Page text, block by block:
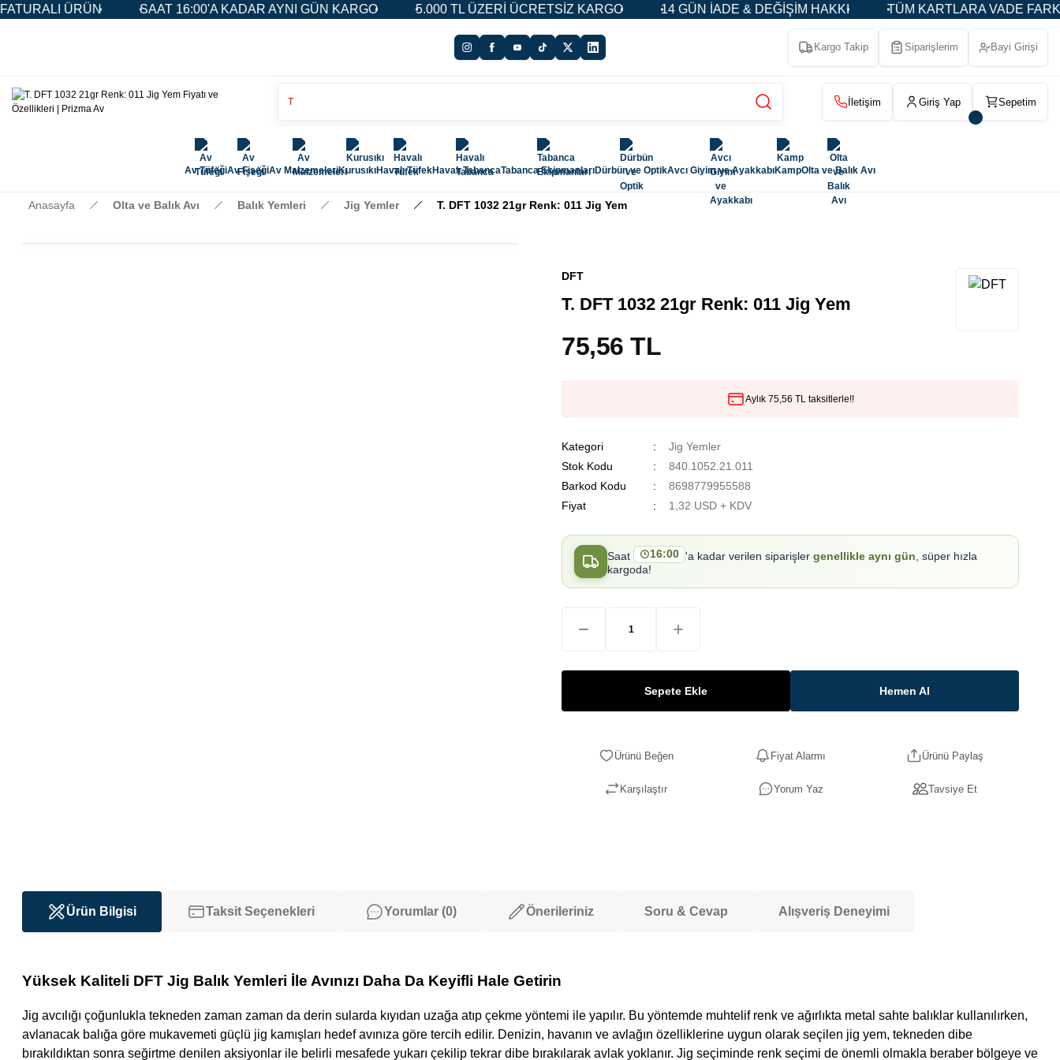
ÜRÜN SAAT 16:00'A KADAR AYNI GÜN KARGO 5.000 TL ÜZERİ ÜCRETSİZ KARGO 14 GÜN İADE & DEĞİŞİM HAKKI TÜM KARTLARA VADE FARKSIZ
Kargo Takip Siparişlerim Bayi Girişi
İletişim Giriş Yap Sepetim
Av TüfeğiAv FişeğiAv MalzemeleriKurusıkıHavalı TüfekHavalı TabancaTabanca EkipmanlarıDürbün ve OptikAvcı Giyim ve AyakkabıKampOlta ve Balık Avı
Anasayfa Olta ve Balık Avı Balık Yemleri Jig Yemler T. DFT 1032 21gr Renk: 011 Jig Yem
DFT
T. DFT 1032 21gr Renk: 011 Jig Yem
75,56 TL
Aylık 75,56 TL taksitlerle!!
Kategori
Jig Yemler
Stok Kodu
840.1052.21.011
Barkod Kodu
8698779955588
Fiyat
1,32 USD + KDV
Saat 16:00 'a kadar verilen siparişler genellikle aynı gün , süper hızla
kargoda!
Sepete Ekle Hemen Al
Fiyat Alarmı Ürünü Paylaş
Karşılaştır Yorum Yaz Tavsiye Et
Ürün Bilgisi Taksit Seçenekleri Yorumlar (0) Önerileriniz Soru & Cevap Alışveriş Deneyimi
Yüksek Kaliteli DFT Jig Balık Yemleri İle Avınızı Daha Da Keyifli Hale Getirin
Jig avcılığı çoğunlukla tekneden zaman zaman da derin sularda kıyıdan uzağa atıp çekme yöntemi ile yapılır. Bu yöntemde muhtelif renk ve ağırlıkta metal sahte balıklar kullanılırken,
avlanacak balığa göre mukavemeti güçlü jig kamışları hedef avınıza göre tercih edilir. Denizin, havanın ve avlağın özelliklerine uygun olarak seçilen jig yem, tekneden dibe
bırakıldıktan sonra seğirtme denilen aksiyonlar ile belirli mesafede yukarı çekilip tekrar dibe bırakılarak avlak yoklanır. Jig seçiminde renk seçimi de önemli olmakla beraber bölgeye ve